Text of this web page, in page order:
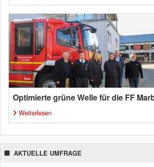
Optimierte grüne Welle für die FF
Weiterlesen
AKTUELLE UMFRAGE